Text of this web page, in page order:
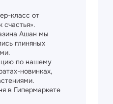
класс от
счастья».
Ашан мы
глиняных
по нашему
новинках,
в Гипермаркете